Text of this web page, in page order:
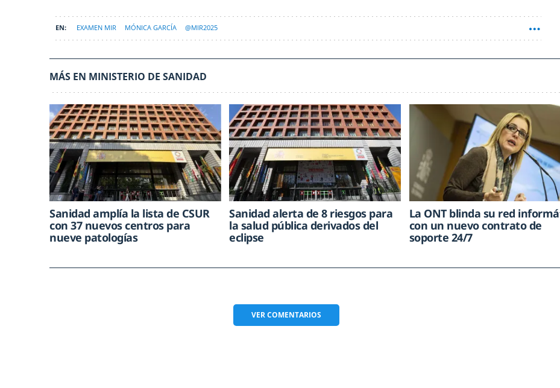
EXAMEN MIR MÓNICA GARCÍA @MIR2025
MÁS EN MINISTERIO DE SANIDAD
Sanidad amplía la lista de CSUR
con 37 nuevos centros para
nueve patologías
Sanidad alerta de 8 riesgos para
la salud pública derivados del
eclipse
La ONT blinda su red
con un nuevo contrato de
soporte 24/7
VERCOMENTARIOS